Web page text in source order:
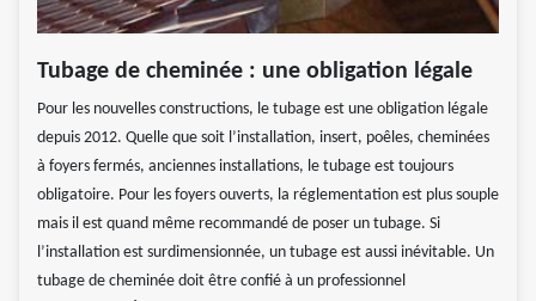
Tubage de cheminée : une obligation légale
Pour les nouvelles constructions, le tubage est une obligation légale
depuis 2012. Quelle que soit l’installation, insert, poêles, cheminées
à foyers fermés, anciennes installations, le tubage est toujours
obligatoire. Pour les foyers ouverts, la réglementation est plus souple
mais il est quand même recommandé de poser un tubage. Si
l’installation est surdimensionnée, un tubage est aussi inévitable. Un
tubage de cheminée doit être confié à un professionnel